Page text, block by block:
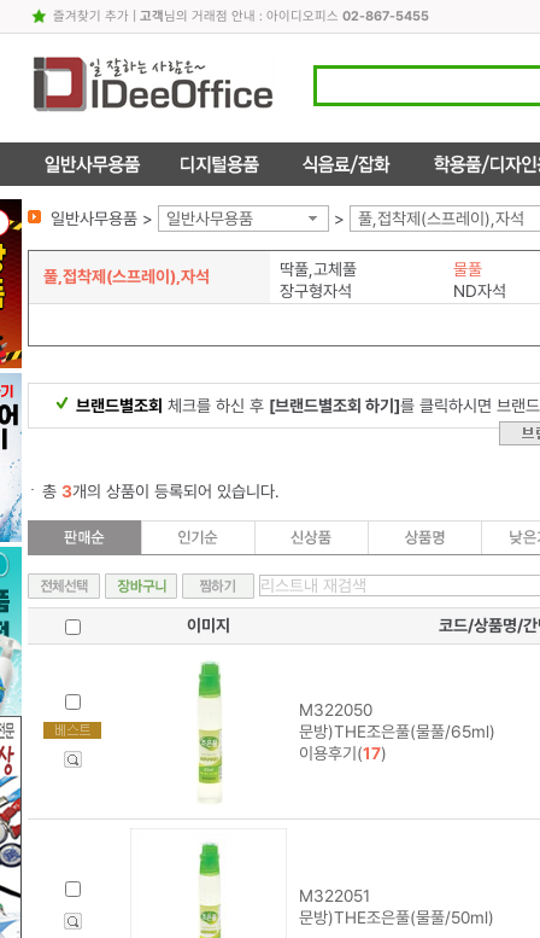
즐겨찾기 추가| 고객님의 거래점 안내 : 아이디오피스 02-867-5455
일반사무용품 > 일반사무용품 > 풀,접착제(스프레이),자석
풀,접착제(스프레이),자석 딱풀,고체풀
물풀
장구형자석
ND자석
브랜드별조회 체크를 하신 후 [브랜드별조회 하기]를 클릭하시면 브랜
총 3개의 상품이 등록되어 있습니다.
이미지 코드/상품명/간
M322050
문방)THE조은풀(물풀/65ml)
이용후기(17)
M322051
문방)THE조은풀(물풀/50ml)